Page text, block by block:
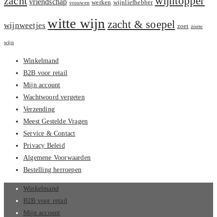
vriendschap vrouwen werken wijnliefhebber
wijnweetjes witte wijn zacht & soepel zoet zoete
wijn
Winkelmand
B2B voor retail
Mijn account
Wachtwoord vergeten
Verzending
Meest Gestelde Vragen
Service & Contact
Privacy Beleid
Algemene Voorwaarden
Bestelling herroepen
Winkelmand
B2B voor retail
Mijn account